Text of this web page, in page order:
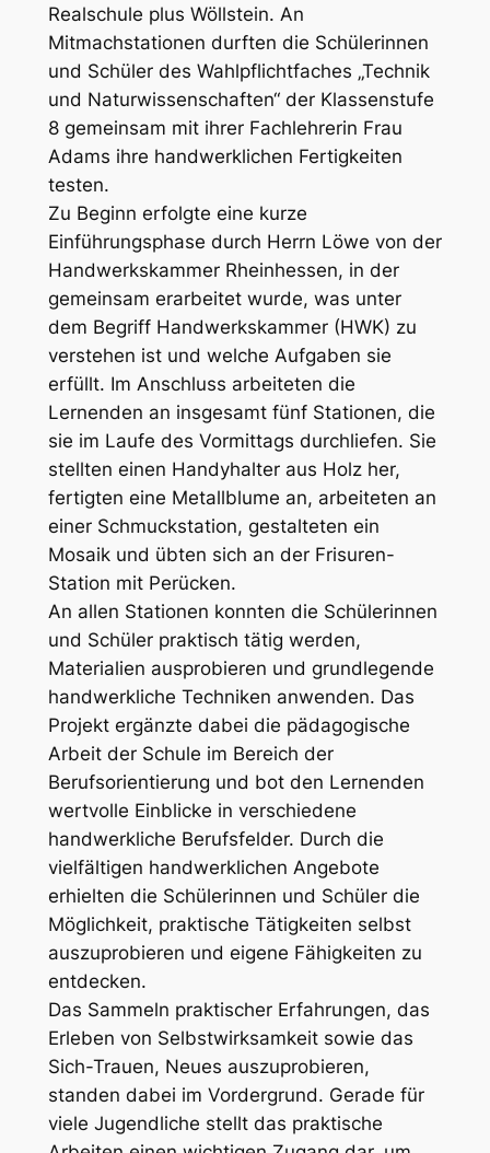
Realschule plus Wöllstein. An
Mitmachstationen durften die Schülerinnen
und Schüler des Wahlpflichtfaches „Technik
und Naturwissenschaften“ der Klassenstufe
8 gemeinsam mit ihrer Fachlehrerin Frau
Adams ihre handwerklichen Fertigkeiten
testen.
Zu Beginn erfolgte eine kurze
Einführungsphase durch Herrn Löwe von der
Handwerkskammer Rheinhessen, in der
gemeinsam erarbeitet wurde, was unter
dem Begriff Handwerkskammer (HWK) zu
verstehen ist und welche Aufgaben sie
erfüllt. Im Anschluss arbeiteten die
Lernenden an insgesamt fünf Stationen, die
sie im Laufe des Vormittags durchliefen. Sie
stellten einen Handyhalter aus Holz her,
fertigten eine Metallblume an, arbeiteten an
einer Schmuckstation, gestalteten ein
Mosaik und übten sich an der Frisuren-
Station mit Perücken.
An allen Stationen konnten die Schülerinnen
und Schüler praktisch tätig werden,
Materialien ausprobieren und grundlegende
handwerkliche Techniken anwenden. Das
Projekt ergänzte dabei die pädagogische
Arbeit der Schule im Bereich der
Berufsorientierung und bot den Lernenden
wertvolle Einblicke in verschiedene
handwerkliche Berufsfelder. Durch die
vielfältigen handwerklichen Angebote
erhielten die Schülerinnen und Schüler die
Möglichkeit, praktische Tätigkeiten selbst
auszuprobieren und eigene Fähigkeiten zu
entdecken.
Das Sammeln praktischer Erfahrungen, das
Erleben von Selbstwirksamkeit sowie das
Sich-Trauen, Neues auszuprobieren,
standen dabei im Vordergrund. Gerade für
viele Jugendliche stellt das praktische